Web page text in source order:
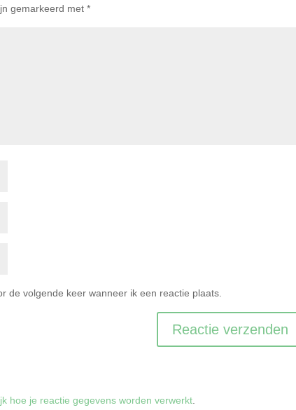
gemarkeerd met*
de volgende keer wanneer ik een reactie plaats.
hoe je reactie gegevens worden verwerkt